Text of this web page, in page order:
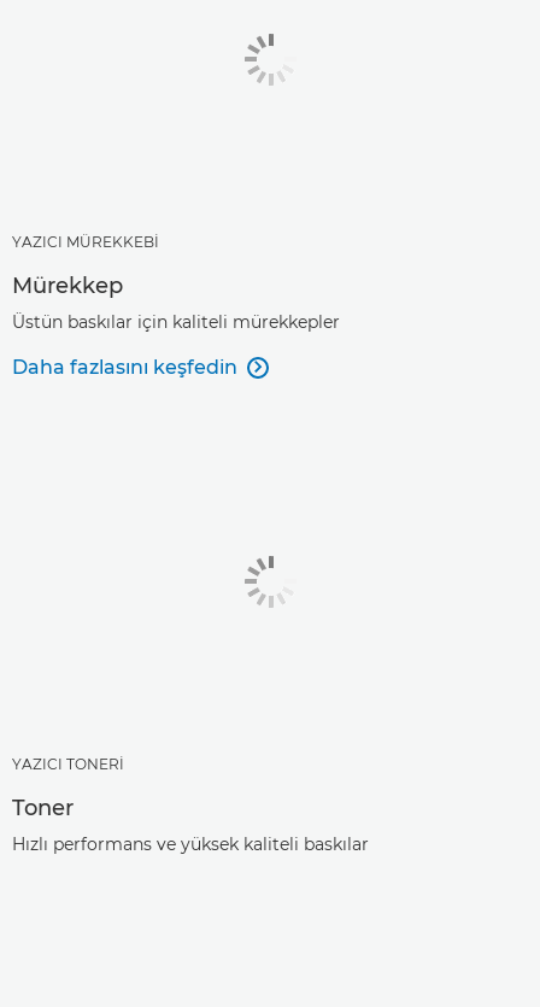
YAZICI MÜREKKEBİ
Mürekkep
Üstün baskılar için kaliteli mürekkepler
Daha fazlasını keşfedin 
YAZICI TONERİ
Toner
Hızlı performans ve yüksek kaliteli baskılar